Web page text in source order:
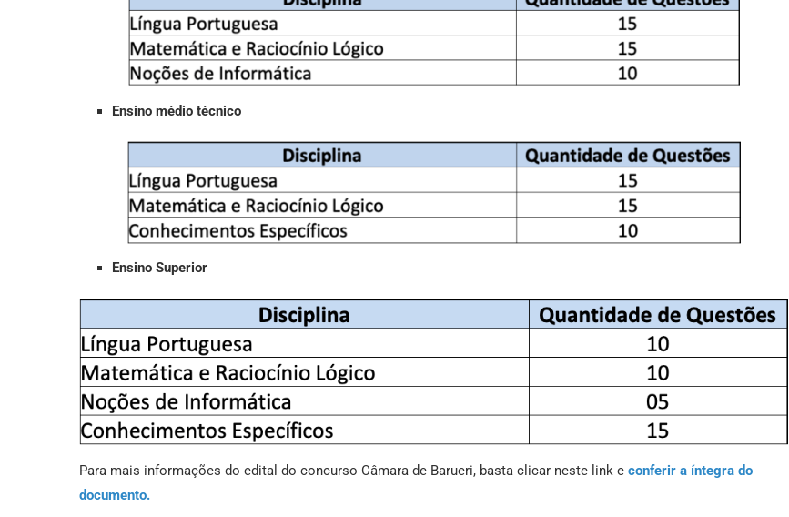
Ensino médio técnico
Ensino Superior
Para mais informações do edital do concurso Câmara de Barueri, basta clicar neste link e conferir a íntegra do
documento.